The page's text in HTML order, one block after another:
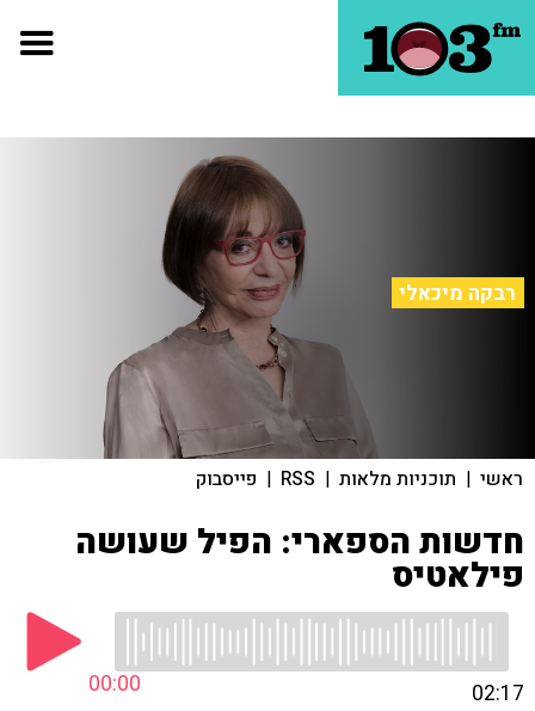
רבקה מיכאלי
ראשי | תוכניות מלאות |
RSS
| פייסבוק
חדשות הספארי: הפיל שעושה
פילאטיס
00:00 02:17